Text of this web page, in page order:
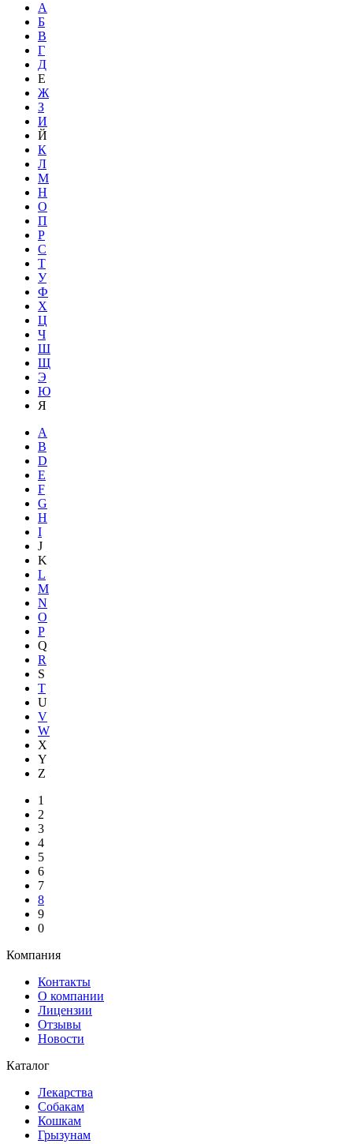
А
Б
В
Г
Д
Е
Ж
З
И
Й
К
Л
М
Н
О
П
Р
С
Т
У
Ф
Х
Ц
Ч
Ш
Щ
Э
Ю
Я
A
B
D
E
F
G
H
I
J
K
L
M
N
O
P
Q
R
S
T
U
V
W
X
Y
Z
1
2
3
4
5
6
7
8
9
0
Компания
Контакты
О компании
Лицензии
Отзывы
Новости
Каталог
Лекарства
Собакам
Кошкам
Грызунам